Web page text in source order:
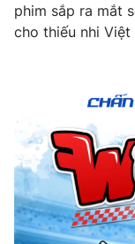
Theo dõi báo trên
Cơ quan báo chí:
Giấy phép hoạt
cấp ngày 29/12/
Tổng Biên tập:
Vũ
Phó Tổng Biên tập:
Nguyễn Trọng Ninh
Tổng đài VTV:
phim sắp ra mắt
cho thiếu nhi Việt